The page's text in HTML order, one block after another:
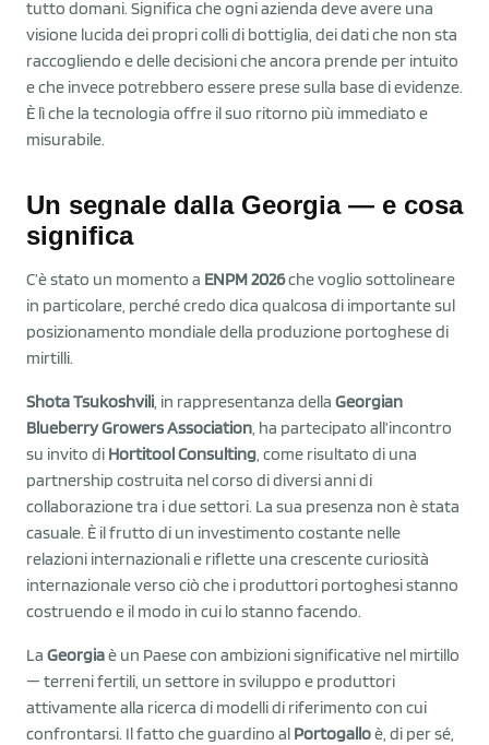
tutto domani. Significa che ogni azienda deve avere una
visione lucida dei propri colli di bottiglia, dei dati che non sta
raccogliendo e delle decisioni che ancora prende per intuito
e che invece potrebbero essere prese sulla base di evidenze.
È lì che la tecnologia offre il suo ritorno più immediato e
misurabile.
Un segnale dalla Georgia — e cosa
significa
C’è stato un momento a ENPM 2026che voglio sottolineare
in particolare, perché credo dica qualcosa di importante sul
posizionamento mondiale della produzione portoghese di
mirtilli.
Shota Tsukoshvili, in rappresentanza della Georgian
Blueberry Growers Association, ha partecipato all’incontro
su invito di Hortitool Consulting, come risultato di una
partnership costruita nel corso di diversi anni di
collaborazione tra i due settori. La sua presenza non è stata
casuale. È il frutto di un investimento costante nelle
relazioni internazionali e riflette una crescente curiosità
internazionale verso ciò che i produttori portoghesi stanno
costruendo e il modo in cui lo stanno facendo.
La Georgiaè un Paese con ambizioni significative nel mirtillo
— terreni fertili, un settore in sviluppo e produttori
attivamente alla ricerca di modelli di riferimento con cui
confrontarsi. Il fatto che guardino al Portogalloè, di per sé,